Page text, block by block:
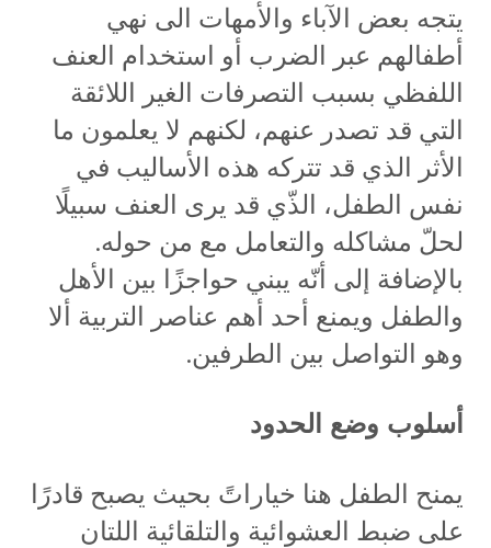
يتجه بعض الآباء والأمهات الى نهي
أطفالهم عبر الضرب أو استخدام العنف
اللفظي بسبب التصرفات الغير اللائقة
التي قد تصدر عنهم، لكنهم لا يعلمون ما
الأثر الذي قد تتركه هذه الأساليب في
نفس الطفل، الذّي قد يرى العنف سبيلًا
لحلّ مشاكله والتعامل مع من حوله.
بالإضافة إلى أنّه يبني حواجزًا بين الأهل
والطفل ويمنع أحد أهم عناصر التربية ألا
وهو التواصل بين الطرفين.
أسلوب وضع الحدود
يمنح الطفل هنا خياراتً بحيث يصبح قادرًا
على ضبط العشوائية والتلقائية اللتان